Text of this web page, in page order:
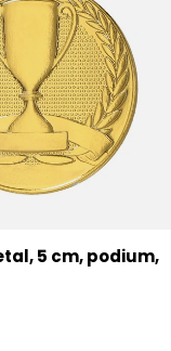
5 cm, podium,